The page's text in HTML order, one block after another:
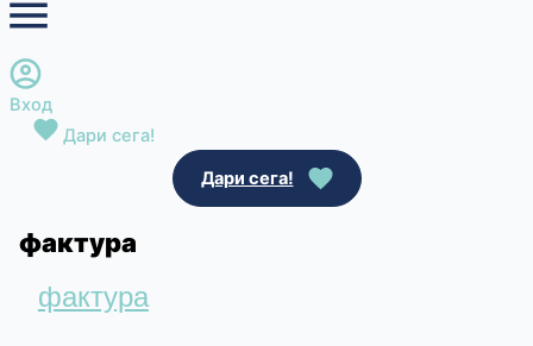
Вход
Дари сега!
Дари сега!
фактура
фактура